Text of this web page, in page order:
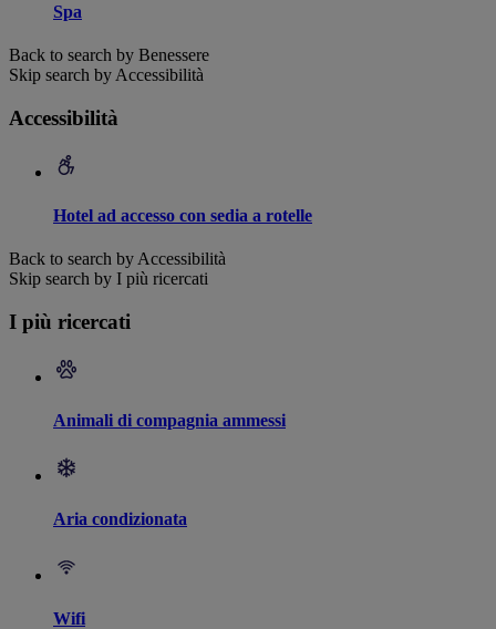
Spa
Back to search by Benessere
Skip search by Accessibilità
Accessibilità
Hotel ad accesso con sedia a rotelle
Back to search by Accessibilità
Skip search by I più ricercati
I più ricercati
Animali di compagnia ammessi
Aria condizionata
Wifi